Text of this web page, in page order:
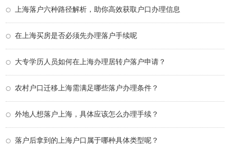
上海落户六种路径解析，助你高效获取户口办理信息
在上海买房是否必须先办理落户手续呢
大专学历人员如何在上海办理居转户落户申请？
农村户口迁移上海需满足哪些落户办理条件？
外地人想落户上海，具体应该怎么办理手续？
落户后拿到的上海户口属于哪种具体类型呢？